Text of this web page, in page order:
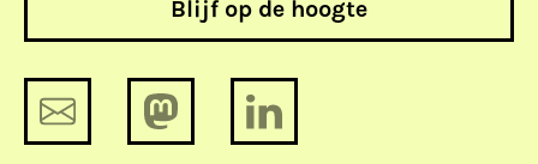
Blijf op de hoogte